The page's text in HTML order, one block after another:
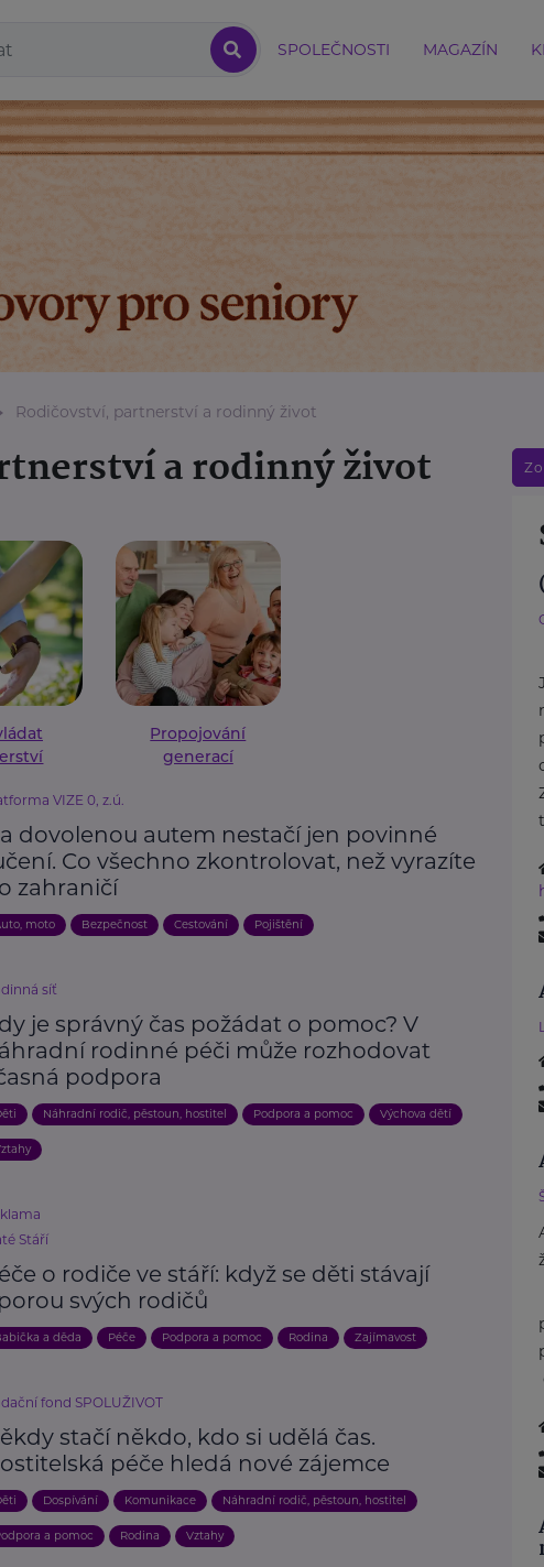
SPOLEČNOSTI MAGAZÍN
Rodičovství, partnerství a rodinný život
a rodinný život
Propojování
generací
VIZE 0, z.ú.
dovolenou autem nestačí jen povinné
Co všechno zkontrolovat, než vyrazíte
zahraničí
moto Bezpečnost Cestování Pojištění
síť
je správný čas požádat o pomoc? V
rodinné péči může rozhodovat
podpora
Náhradní rodič, pěstoun, hostitel Podpora a pomoc Výchova dětí
Stáří
o rodiče ve stáří: když se děti stávají
svých rodičů
a děda Péče Podpora a pomoc Rodina Zajímavost
fond SPOLUŽIVOT
stačí někdo, kdo si udělá čas.
péče hledá nové zájemce
Dospívání Komunikace Náhradní rodič, pěstoun, hostitel
a pomoc Rodina Vztahy